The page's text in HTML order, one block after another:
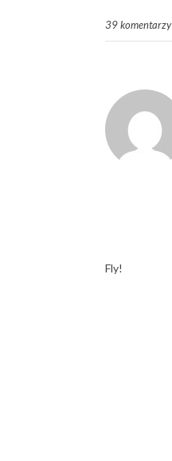
39 komentarzy
Fly!